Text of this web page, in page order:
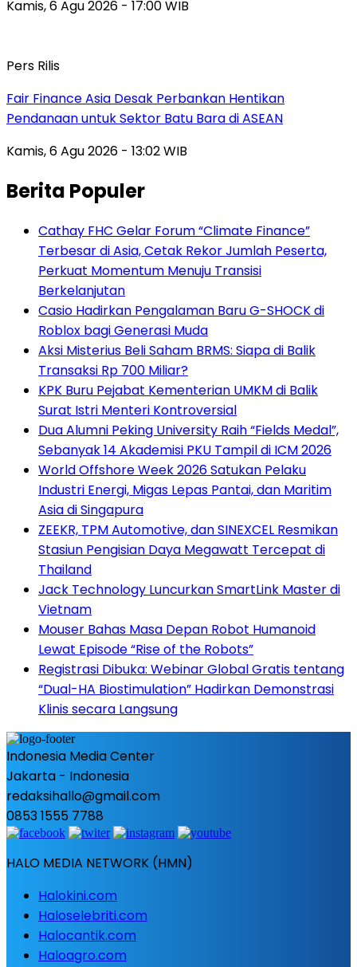
Kamis, 6 Agu 2026 - 17:00 WIB
Pers Rilis
Fair Finance Asia Desak Perbankan Hentikan
Pendanaan untuk Sektor Batu Bara di ASEAN
Kamis, 6 Agu 2026 - 13:02 WIB
Berita Populer
Cathay FHC Gelar Forum “Climate Finance”
Terbesar di Asia, Cetak Rekor Jumlah Peserta,
Perkuat Momentum Menuju Transisi
Berkelanjutan
Casio Hadirkan Pengalaman Baru G-SHOCK di
Roblox bagi Generasi Muda
Aksi Misterius Beli Saham BRMS: Siapa di Balik
Transaksi Rp 700 Miliar?
KPK Buru Pejabat Kementerian UMKM di Balik
Surat Istri Menteri Kontroversial
Dua Alumni Peking University Raih “Fields Medal”,
Sebanyak 14 Akademisi PKU Tampil di ICM 2026
World Offshore Week 2026 Satukan Pelaku
Industri Energi, Migas Lepas Pantai, dan Maritim
Asia di Singapura
ZEEKR, TPM Automotive, dan SINEXCEL Resmikan
Stasiun Pengisian Daya Megawatt Tercepat di
Thailand
Jack Technology Luncurkan SmartLink Master di
Vietnam
Mouser Bahas Masa Depan Robot Humanoid
Lewat Episode “Rise of the Robots”
Registrasi Dibuka: Webinar Global Gratis tentang
“Dual-HA Biostimulation” Hadirkan Demonstrasi
Klinis secara Langsung
Indonesia Media Center
Jakarta - Indonesia
redaksihallo@gmail.com
0853 1555 7788
HALO MEDIA NETWORK (HMN)
Halokini.com
Haloselebriti.com
Halocantik.com
Haloagro.com